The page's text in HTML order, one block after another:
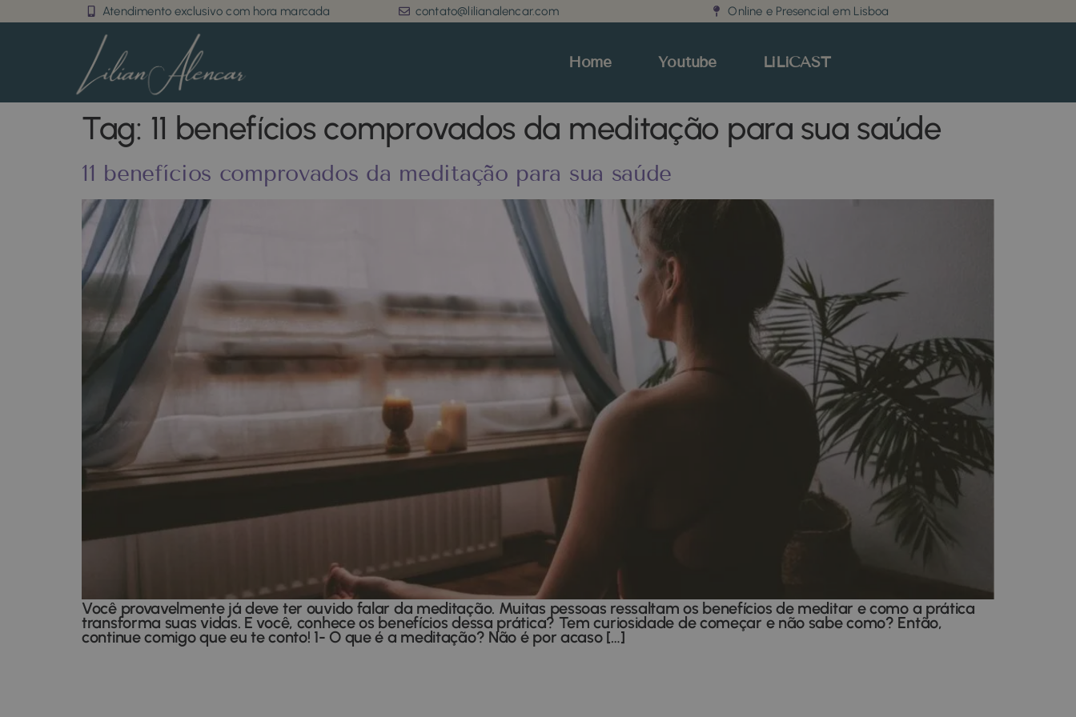
Atendimento exclusivo com hora marcada contato@lilianalencar.com Online e Presencial em Lisboa
Home Youtube LiLiCAST
Tag: 11 benefícios comprovados da meditação para sua saúde
11 benefícios comprovados da meditação para sua saúde
Você provavelmente já deve ter ouvido falar da meditação. Muitas pessoas ressaltam os benefícios de meditar e como a prática
transforma suas vidas. E você, conhece os benefícios dessa prática? Tem curiosidade de começar e não sabe como? Então,
continue comigo que eu te conto! 1- O que é a meditação? Não é por acaso […]